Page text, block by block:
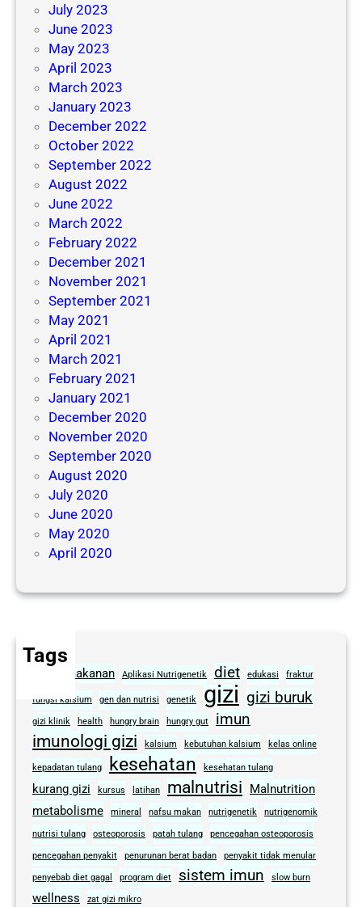
July 2023
June 2023
May 2023
April 2023
March 2023
January 2023
December 2022
October 2022
September 2022
August 2022
June 2022
March 2022
February 2022
December 2021
November 2021
September 2021
May 2021
April 2021
March 2021
February 2021
January 2021
December 2020
November 2020
September 2020
August 2020
July 2020
June 2020
May 2020
April 2020
Tags
alergi makanan Aplikasi Nutrigenetik diet edukasi fraktur
fungsi kalsium gen dan nutrisi genetik gizi gizi buruk
gizi klinik health hungry brain hungry gut imun
imunologi gizi kalsium kebutuhan kalsium kelas online
kepadatan tulang kesehatan kesehatan tulang
kurang gizi kursus latihan malnutrisi
Malnutrition
metabolisme
mineral nafsu makan nutrigenetik nutrigenomik
nutrisi tulang osteoporosis patah tulang pencegahan osteoporosis
pencegahan penyakit penurunan berat badan penyakit tidak menular
penyebab diet gagal program diet sistem imun slow burn
wellness zat gizi mikro